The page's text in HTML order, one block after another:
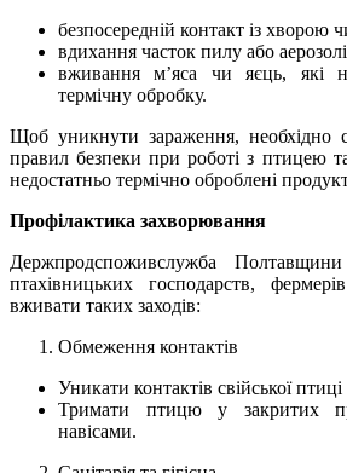
безпосередній контакт із
вдихання часток пилу або
вживання м’яса чи яєць, які
термічну обробку.
Щоб уникнути зараження, необхідно
правил безпеки при роботі з птицею
недостатньо термічно оброблені
Профілактика захворювання
Держпродспоживслужба Полтавщини
птахівницьких господарств,
вживати таких заходів:
Обмеження контактів
Уникати контактів свійської
Тримати птицю у закритих
навісами.